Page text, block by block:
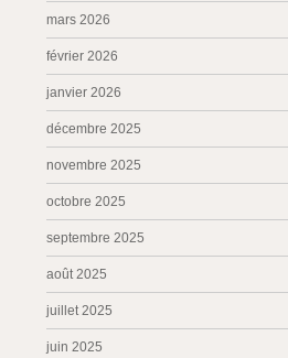
mars 2026
février 2026
janvier 2026
décembre 2025
novembre 2025
octobre 2025
septembre 2025
août 2025
juillet 2025
juin 2025